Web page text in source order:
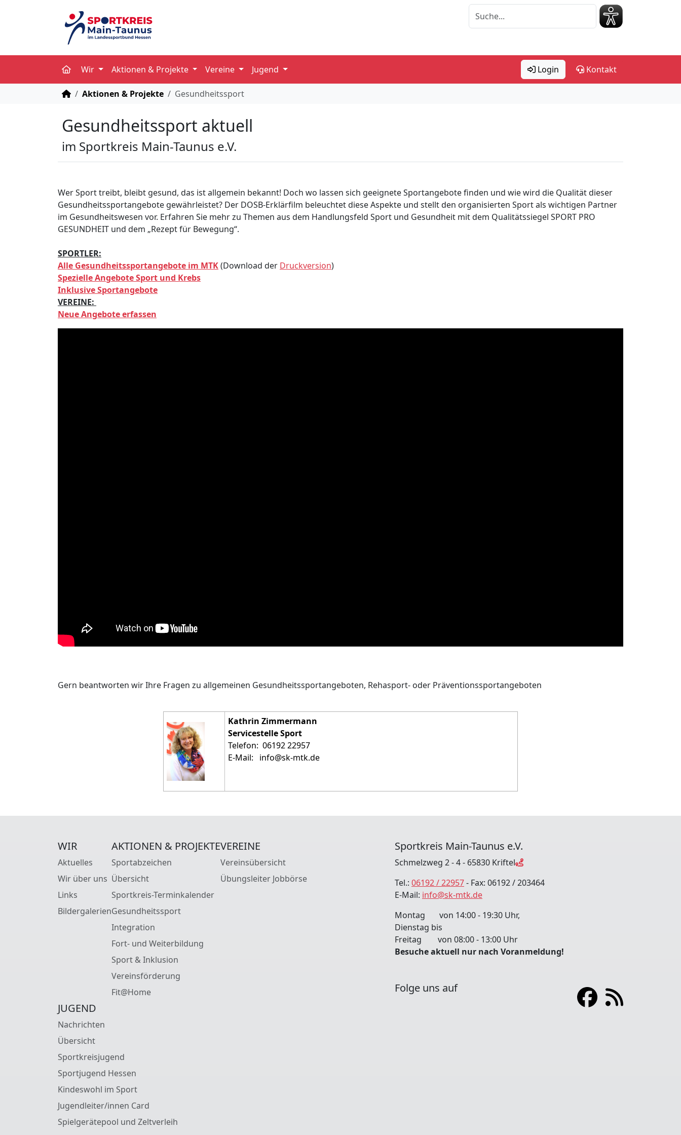
Wir Aktionen & Projekte Vereine Jugend Login Kontakt
STARTSEITE
Aktionen & Projekte Gesundheitssport
Gesundheitssport aktuell
im Sportkreis Main-Taunus e.V.
Wer Sport treibt, bleibt gesund, das ist allgemein bekannt! Doch wo lassen sich geeignete Sportangebote finden und wie wird die Qualität dieser
Gesundheitssportangebote gewährleistet? Der DOSB-Erklärfilm beleuchtet diese Aspekte und stellt den organisierten Sport als wichtigen Partner
im Gesundheitswesen vor. Erfahren Sie mehr zu Themen aus dem Handlungsfeld Sport und Gesundheit mit dem Qualitätssiegel SPORT PRO
GESUNDHEIT und dem „Rezept für Bewegung“.
SPORTLER:
Alle Gesundheitssportangebote im MTK(Download der Druckversion)
Spezielle Angebote Sport und Krebs
Inklusive Sportangebote
VEREINE:
Neue Angebote erfassen
Gern beantworten wir Ihre Fragen zu allgemeinen Gesundheitssportangeboten, Rehasport- oder Präventionssportangeboten
Kathrin Zimmermann
Servicestelle Sport
Telefon: 06192 22957
E-Mail: info@sk-mtk.de
WIR
Aktuelles
Wir über uns
Links
Bildergalerien
AKTIONEN & PROJEKTE
Sportabzeichen
Übersicht
Sportkreis-Terminkalender
Gesundheitssport
Integration
Fort- und Weiterbildung
Sport & Inklusion
Vereinsförderung
Fit@Home
VEREINE
Vereinsübersicht
Übungsleiter Jobbörse
JUGEND
Nachrichten
Übersicht
Sportkreisjugend
Sportjugend Hessen
Kindeswohl im Sport
Jugendleiter/innen Card
Spielgerätepool und Zeltverleih
Sportkreis Main-Taunus e.V.
Schmelzweg 2 - 4 - 65830 Kriftel
Tel.: 06192 / 22957- Fax: 06192 / 203464
E-Mail: info@sk-mtk.de
Montag von 14:00 - 19:30 Uhr,
Dienstag bis
Freitag von 08:00 - 13:00 Uhr
Besuche aktuell nur nach Voranmeldung!
Folge uns auf